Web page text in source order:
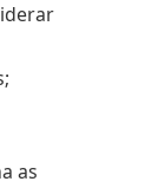
as